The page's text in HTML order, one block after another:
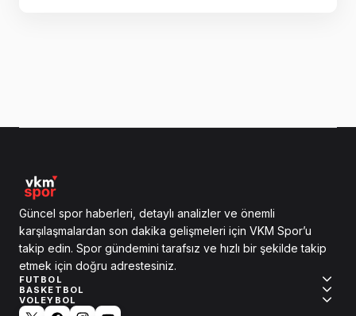
Güncel spor haberleri, detaylı analizler ve önemli
karşılaşmalardan son dakika gelişmeleri için VKM Spor’u
takip edin. Spor gündemini tarafsız ve hızlı bir şekilde takip
etmek için doğru adrestesiniz.
FUTBOL
BASKETBOL
VOLEYBOL